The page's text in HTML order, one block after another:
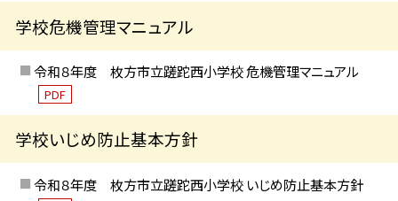
学校危機管理マニュアル
令和８年度 枚方市立蹉跎西小学校 危機管理マニュアル
PDF
学校いじめ防止基本方針
令和８年度 枚方市立蹉跎西小学校 いじめ防止基本方針